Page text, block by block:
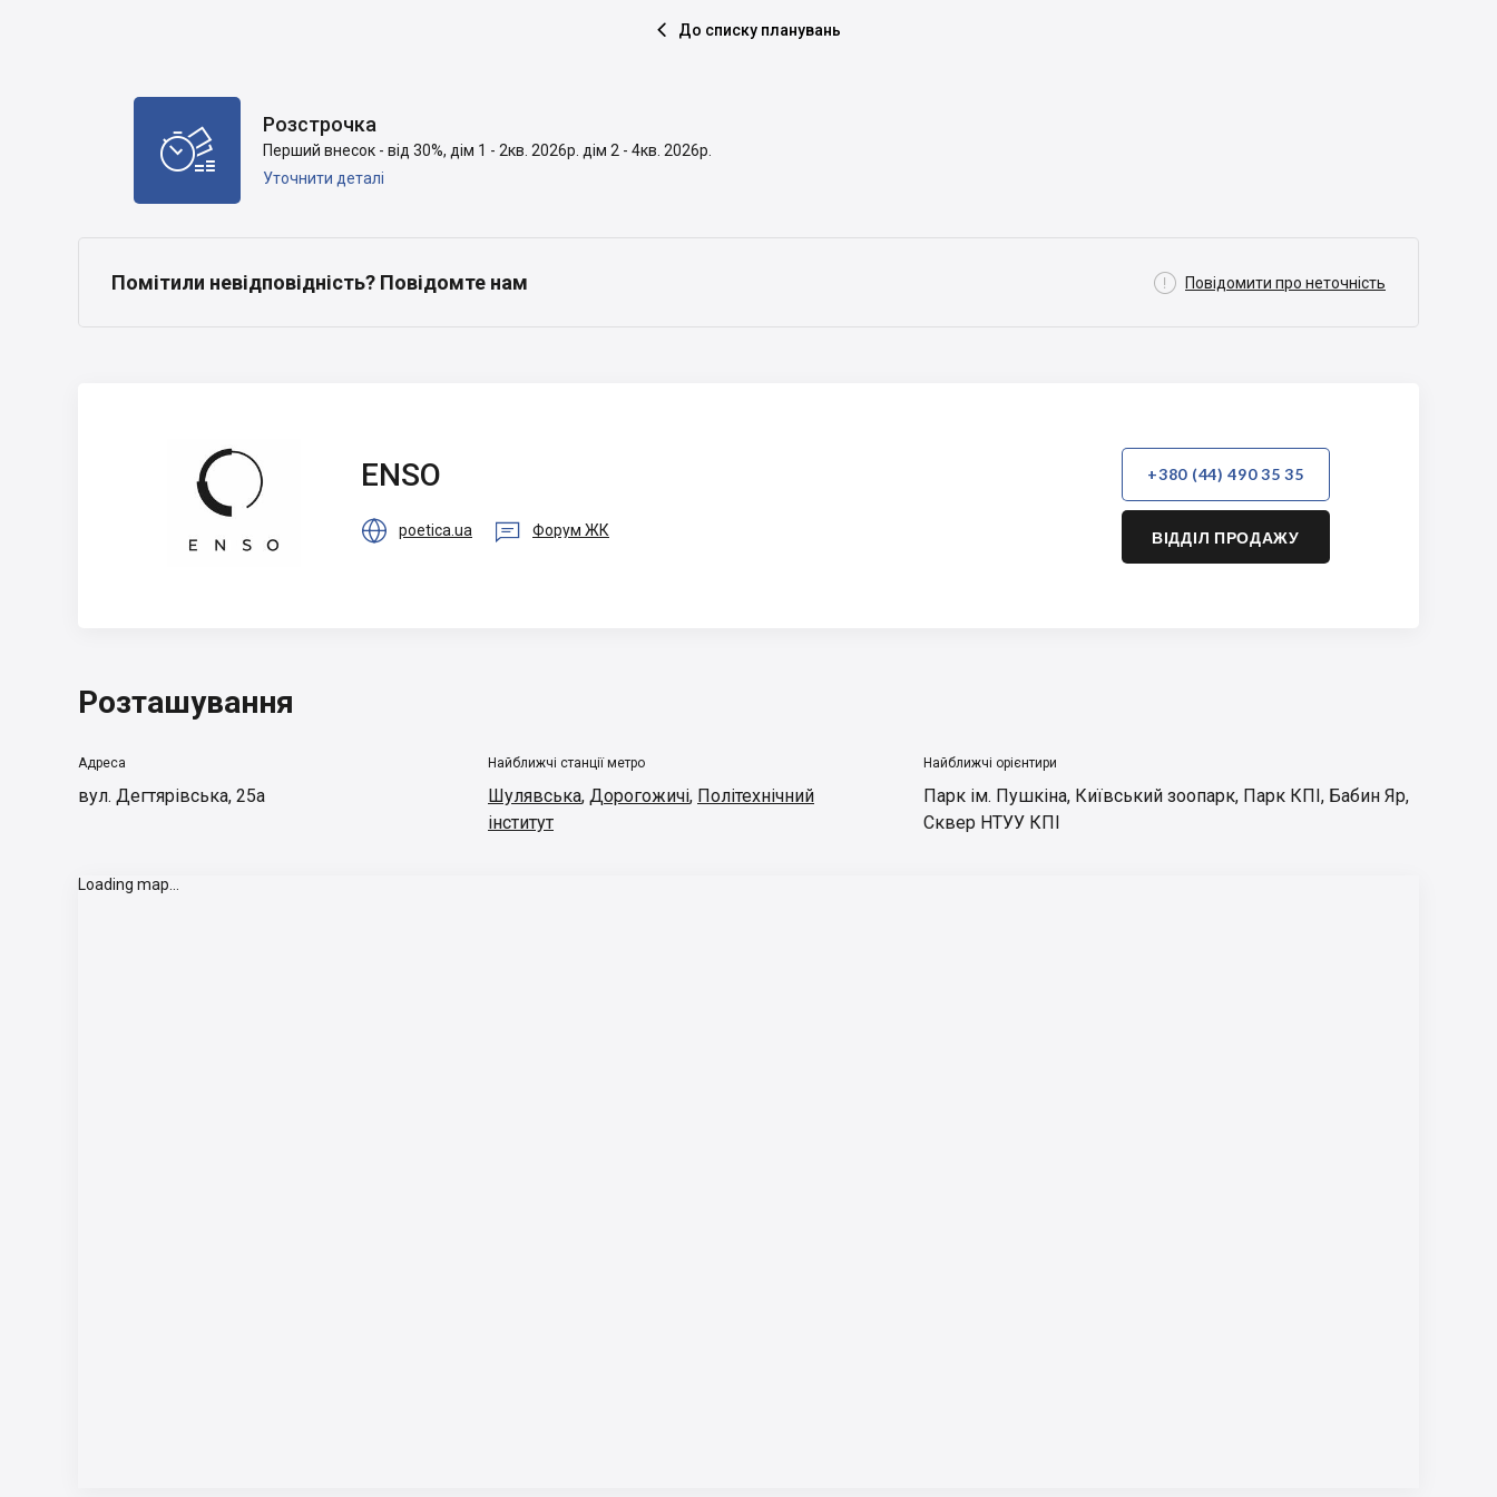
 До списку планувань

Розстрочка
Перший внесок - від 30%, дім 1 - 2кв. 2026р. дім 2 - 4кв. 2026р.
Уточнити деталі
Помітили невідповідність? Повідомте нам  Повідомити про неточність
ENSO
 poetica.ua  Форум ЖК
+380 (44) 490 35 35
ВІДДІЛ ПРОДАЖУ
Розташування
Адреса
вул. Дегтярівська, 25а
Найближчі станції метро
Шулявська, Дорогожичі, Політехнічний
інститут
Найближчі орієнтири
Парк ім. Пушкіна, Київський зоопарк, Парк КПІ, Бабин Яр,
Сквер НТУУ КПІ
Loading map...